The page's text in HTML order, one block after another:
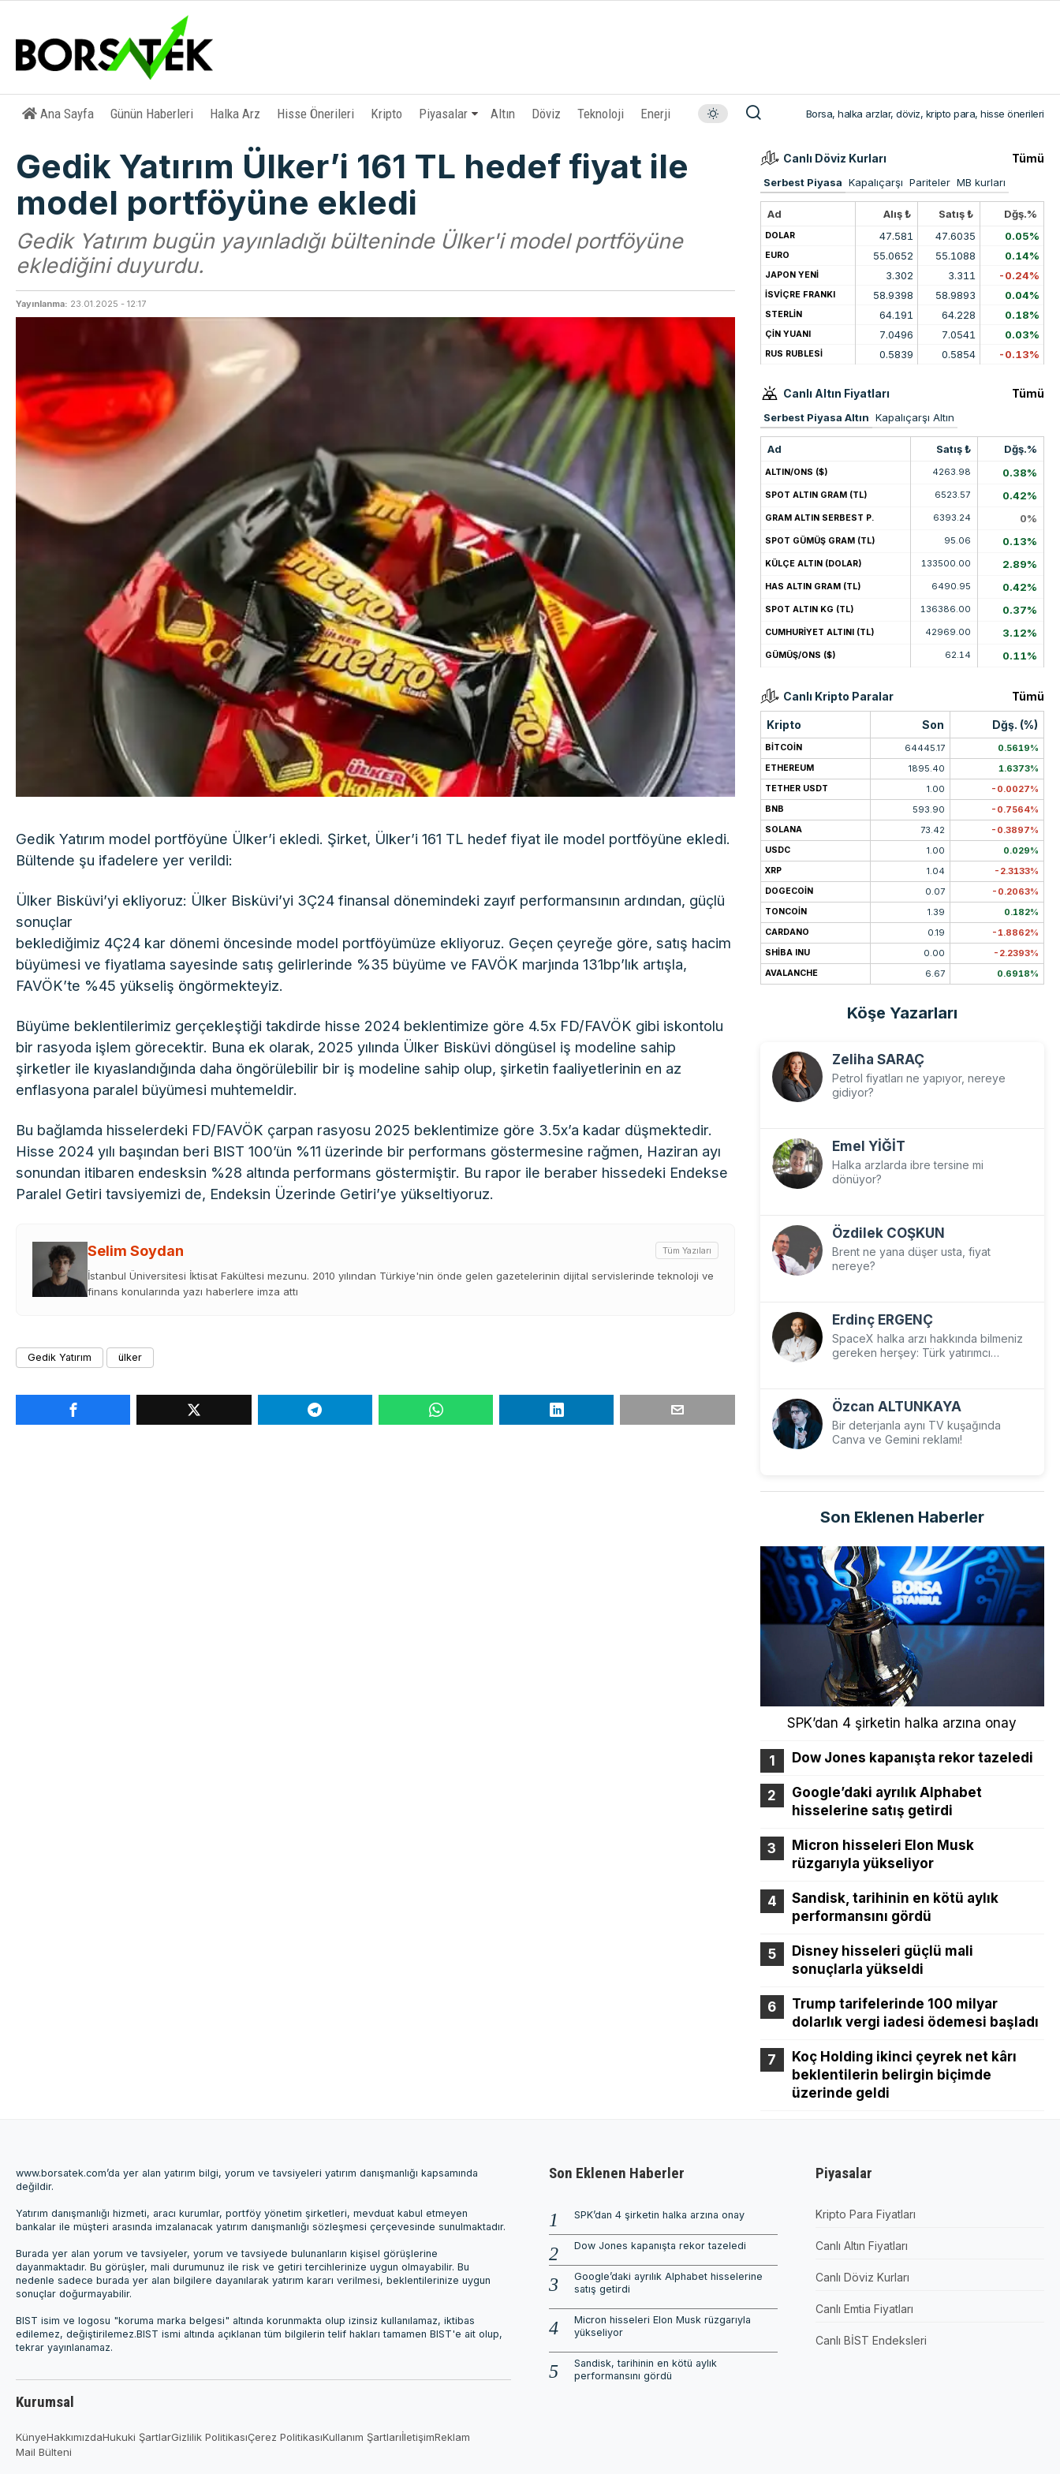
Ana Sayfa Günün Haberleri Halka Arz Hisse Önerileri Kripto Piyasalar Altın Döviz Teknoloji Enerji Borsa, halka arzlar, döviz, kripto para, hisse önerileri
Gedik Yatırım Ülker’i 161 TL hedef fiyat ile
model portföyüne ekledi
Gedik Yatırım bugün yayınladığı bülteninde Ülker'i model portföyüne
eklediğini duyurdu.
Yayınlanma: 23.01.2025 - 12:17
Gedik Yatırım model portföyüne Ülker’i ekledi. Şirket, Ülker’i 161 TL hedef fiyat ile model portföyüne ekledi.
Bültende şu ifadelere yer verildi:
Ülker Bisküvi’yi ekliyoruz: Ülker Bisküvi’yi 3Ç24 finansal dönemindeki zayıf performansının ardından, güçlü
sonuçlar
beklediğimiz 4Ç24 kar dönemi öncesinde model portföyümüze ekliyoruz. Geçen çeyreğe göre, satış hacim
büyümesi ve fiyatlama sayesinde satış gelirlerinde %35 büyüme ve FAVÖK marjında 131bp’lık artışla,
FAVÖK’te %45 yükseliş öngörmekteyiz.
Büyüme beklentilerimiz gerçekleştiği takdirde hisse 2024 beklentimize göre 4.5x FD/FAVÖK gibi iskontolu
bir rasyoda işlem görecektir. Buna ek olarak, 2025 yılında Ülker Bisküvi döngüsel iş modeline sahip
şirketler ile kıyaslandığında daha öngörülebilir bir iş modeline sahip olup, şirketin faaliyetlerinin en az
enflasyona paralel büyümesi muhtemeldir.
Bu bağlamda hisselerdeki FD/FAVÖK çarpan rasyosu 2025 beklentimize göre 3.5x’a kadar düşmektedir.
Hisse 2024 yılı başından beri BIST 100’ün %11 üzerinde bir performans göstermesine rağmen, Haziran ayı
sonundan itibaren endesksin %28 altında performans göstermiştir. Bu rapor ile beraber hissedeki Endekse
Paralel Getiri tavsiyemizi de, Endeksin Üzerinde Getiri’ye yükseltiyoruz.
Selim Soydan Tüm Yazıları
İstanbul Üniversitesi İktisat Fakültesi mezunu. 2010 yılından Türkiye'nin önde gelen gazetelerinin dijital servislerinde teknoloji ve
finans konularında yazı haberlere imza attı
Gedik Yatırım ülker
Canlı Döviz Kurları Tümü
Serbest Piyasa Kapalıçarşı Pariteler MB kurları
Ad Alış ₺ Satış ₺ Dğş.%
DOLAR 47.581 47.6035 0.05%
EURO 55.0652 55.1088 0.14%
JAPON YENİ 3.302 3.311 -0.24%
İSVİÇRE FRANKI 58.9398 58.9893 0.04%
STERLİN 64.191 64.228 0.18%
ÇİN YUANI 7.0496 7.0541 0.03%
RUS RUBLESİ 0.5839 0.5854 -0.13%
Canlı Altın Fiyatları Tümü
Serbest Piyasa Altın Kapalıçarşı Altın
Ad Satış ₺ Dğş.%
ALTIN/ONS ($) 4263.98 0.38%
SPOT ALTIN GRAM (TL) 6523.57 0.42%
GRAM ALTIN SERBEST P. 6393.24 0%
SPOT GÜMÜŞ GRAM (TL) 95.06 0.13%
KÜLÇE ALTIN (DOLAR) 133500.00 2.89%
HAS ALTIN GRAM (TL) 6490.95 0.42%
SPOT ALTIN KG (TL) 136386.00 0.37%
CUMHURİYET ALTINI (TL) 42969.00 3.12%
GÜMÜŞ/ONS ($) 62.14 0.11%
Canlı Kripto Paralar Tümü
Kripto Son Dğş. (%)
BITCOIN 64445.17 0.5619%
ETHEREUM 1895.40 1.6373%
TETHER USDT 1.00 -0.0027%
BNB 593.90 -0.7564%
SOLANA 73.42 -0.3897%
USDC 1.00 0.029%
XRP 1.04 -2.3133%
DOGECOIN 0.07 -0.2063%
TONCOIN 1.39 0.182%
CARDANO 0.19 -1.8862%
SHIBA INU 0.00 -2.2393%
AVALANCHE 6.67 0.6918%
Köşe Yazarları
Zeliha SARAÇ
Petrol fiyatları ne yapıyor, nereye
gidiyor?
Emel YİĞİT
Halka arzlarda ibre tersine mi
dönüyor?
Özdilek COŞKUN
Brent ne yana düşer usta, fiyat
nereye?
Erdinç ERGENÇ
SpaceX halka arzı hakkında bilmeniz
gereken herşey: Türk yatırımcı
Özcan ALTUNKAYA
Bir deterjanla aynı TV kuşağında
Canva ve Gemini reklamı!
Son Eklenen Haberler
SPK’dan 4 şirketin halka arzına onay
Dow Jones kapanışta rekor tazeledi
Google’daki ayrılık Alphabet
hisselerine satış getirdi
Micron hisseleri Elon Musk
rüzgarıyla yükseliyor
Sandisk, tarihinin en kötü aylık
performansını gördü
Disney hisseleri güçlü mali
sonuçlarla yükseldi
Trump tarifelerinde 100 milyar
dolarlık vergi iadesi ödemesi başladı
Koç Holding ikinci çeyrek net kârı
beklentilerin belirgin biçimde
üzerinde geldi
www.borsatek.com’da yer alan yatırım bilgi, yorum ve tavsiyeleri yatırım danışmanlığı kapsamında
değildir.
Yatırım danışmanlığı hizmeti, aracı kurumlar, portföy yönetim şirketleri, mevduat kabul etmeyen
bankalar ile müşteri arasında imzalanacak yatırım danışmanlığı sözleşmesi çerçevesinde sunulmaktadır.
Burada yer alan yorum ve tavsiyeler, yorum ve tavsiyede bulunanların kişisel görüşlerine
dayanmaktadır. Bu görüşler, mali durumunuz ile risk ve getiri tercihlerinize uygun olmayabilir. Bu
nedenle sadece burada yer alan bilgilere dayanılarak yatırım kararı verilmesi, beklentilerinize uygun
sonuçlar doğurmayabilir.
BIST isim ve logosu "koruma marka belgesi" altında korunmakta olup izinsiz kullanılamaz, iktibas
edilemez, değiştirilemez.BIST ismi altında açıklanan tüm bilgilerin telif hakları tamamen BIST'e ait olup,
tekrar yayınlanamaz.
Kurumsal
KünyeHakkımızdaHukuki ŞartlarGizlilik PolitikasıÇerez PolitikasıKullanım ŞartlarıİletişimReklam
Mail Bülteni
Son Eklenen Haberler
SPK’dan 4 şirketin halka arzına onay
Dow Jones kapanışta rekor tazeledi
Google’daki ayrılık Alphabet hisselerine
satış getirdi
Micron hisseleri Elon Musk rüzgarıyla
yükseliyor
Sandisk, tarihinin en kötü aylık
performansını gördü
Piyasalar
Kripto Para Fiyatları
Canlı Altın Fiyatları
Canlı Döviz Kurları
Canlı Emtia Fiyatları
Canlı BİST Endeksleri